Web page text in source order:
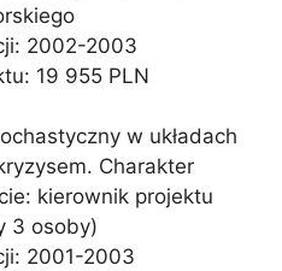
2002-2003
19 955 PLN
w układach
Charakter
kierownik projektu
3 osoby)
2001-2003